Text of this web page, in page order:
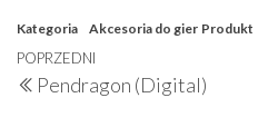
Kategoria Akcesoria do gier Produkt
Nawigacja
wpisu
Poprzedni
wpis
POPRZEDNI
Pendragon (Digital)